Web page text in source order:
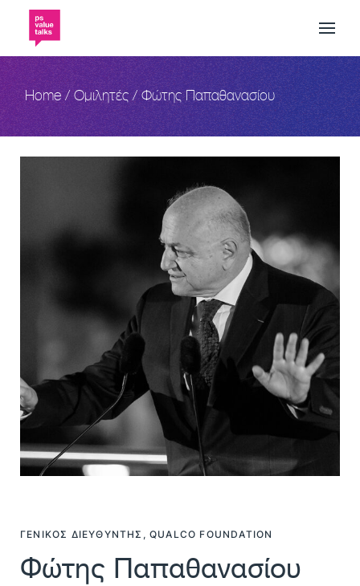
content
Home Ομιλητές Φώτης Παπαθανασίου
ΓΕΝΙΚΌΣ ΔΙΕΥΘΥΝΤΉΣ, QUALCO FOUNDATION
Φώτης Παπαθανασίου